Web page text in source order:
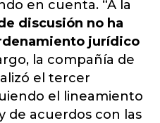
en cuenta. “A la
discusión no ha
jurídico
la compañía de
el tercer
el lineamiento
de acuerdos con las